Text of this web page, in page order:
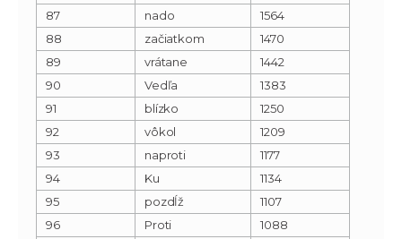
87
nado
1564
88
začiatkom
1470
89
vrátane
1442
90
Vedľa
1383
91
blízko
1250
92
vôkol
1209
93
naproti
1177
94
Ku
1134
95
pozdĺž
1107
96
Proti
1088